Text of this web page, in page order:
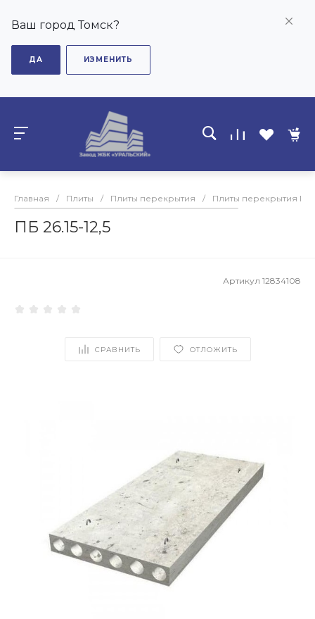
Ваш город Томск?
ДА ИЗМЕНИТЬ
Главная / Плиты / Плиты перекрытия / Плиты перекрытия ПБ
ПБ 26.15-12,5
Артикул 12834108
СРАВНИТЬ ОТЛОЖИТЬ